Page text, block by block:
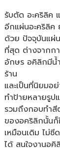
รับตัด อะคริลิค
อีกแผ่นอะคริลิ
ด้วย ปัจจุบันแผ่น
ที่สุด ต่างจากกา
อักษร อคิลิกมีน้
ร้าน
และเป็นที่นิยมอ
ทำป้ายหลายรูป
รวมถึงกอบทำ
ของอคริลิกนั้นก็
เหมือนเดิม ไม่
ได้ สนใจงานอคิ